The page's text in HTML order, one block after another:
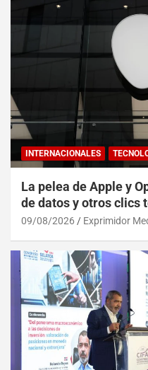
INTERNACIONALES
La pelea de Apple y
de datos y otros clics
09/08/2026 Exprimidor